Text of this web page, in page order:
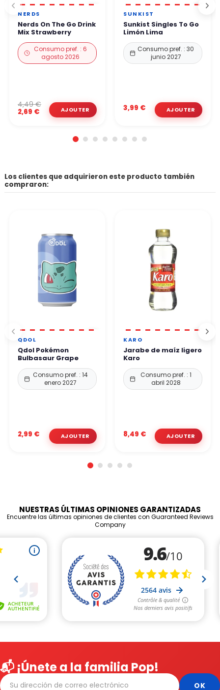
NERDS
Nerds On The Go Drink
Mix Strawberry
Consumo pref. : 6
agosto 2026
2,69 €
4,49 €
SUNKIST
Sunkist Singles To Go
Limón Lima
Consumo pref. : 30
junio 2027
3,99 €
Los clientes que adquirieron este producto también
compraron:
QDOL
Qdol Pokémon
Bulbasaur Grape
Consumo pref. : 14
enero 2027
2,99 €
KARO
Jarabe de maíz ligero
Karo
Consumo pref. : 1
abril 2028
8,49 €
NUESTRAS ÚLTIMAS OPINIONES GARANTIZADAS
Encuentre las últimas opiniones de clientes con Guaranteed Reviews
Company
📬 ¡Únete a la familia Pop!